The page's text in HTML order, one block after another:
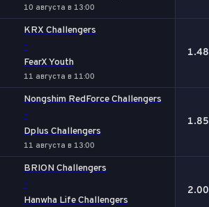
10 августа в 13:00
KRX Challengers
-
FearX Youth
11 августа в 11:00
1.48
Nongshim RedForce Challengers
-
Dplus Challengers
11 августа в 13:00
1.85
BRION Challengers
-
Hanwha Life Challengers
2.00